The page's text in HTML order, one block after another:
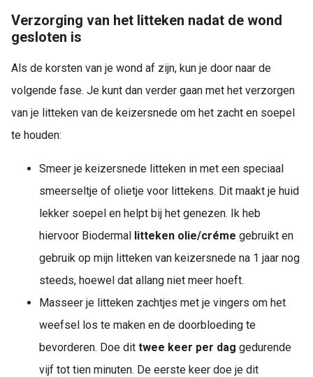
Verzorging van het litteken nadat de wond
gesloten is
Als de korsten van je wond af zijn, kun je door naar de
volgende fase. Je kunt dan verder gaan met het verzorgen
van je litteken van de keizersnede om het zacht en soepel
te houden:
Smeer je keizersnede litteken in met een speciaal
smeerseltje of olietje voor littekens. Dit maakt je huid
lekker soepel en helpt bij het genezen. Ik heb
hiervoor Biodermal litteken olie/créme gebruikt en
gebruik op mijn litteken van keizersnede na 1 jaar nog
steeds, hoewel dat allang niet meer hoeft.
Masseer je litteken zachtjes met je vingers om het
weefsel los te maken en de doorbloeding te
bevorderen. Doe dit twee keer per dag gedurende
vijf tot tien minuten. De eerste keer doe je dit